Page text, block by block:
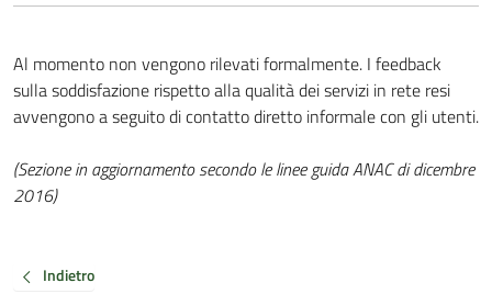
Al momento non vengono rilevati formalmente. I feedback
sulla soddisfazione rispetto alla qualità dei servizi in rete resi
avvengono a seguito di contatto diretto informale con gli utenti.
(Sezione in aggiornamento secondo le linee guida ANAC di dicembre
2016)
Indietro